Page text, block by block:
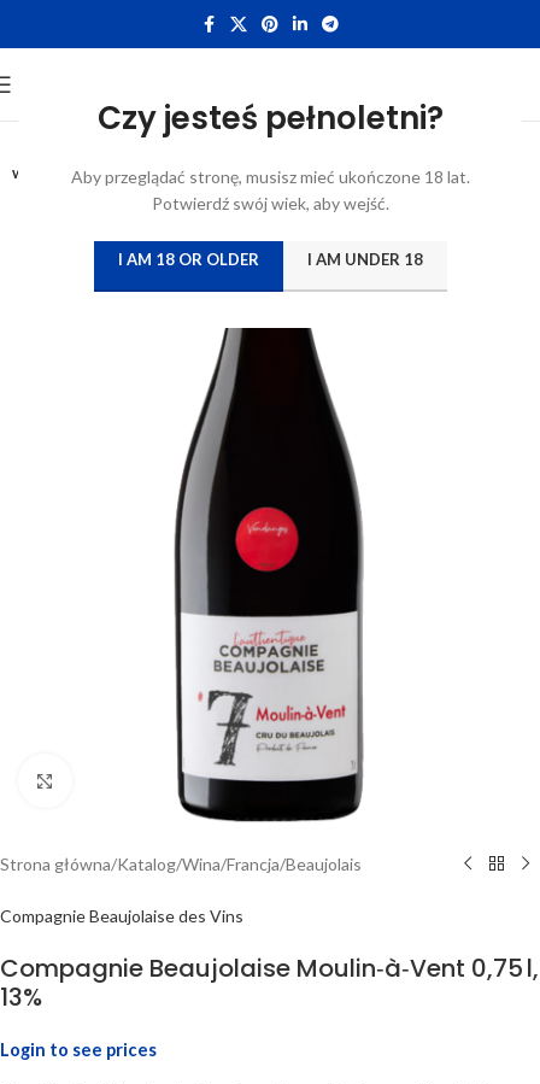
Czy jesteś pełnoletni?
Aby przeglądać stronę, musisz mieć ukończone 18 lat.
Potwierdź swój wiek, aby wejść.
I AM 18 OR OLDER I AM UNDER 18
WYTRAWNE
Click to enlarge
Strona główna/Katalog/Wina/Francja/Beaujolais
Compagnie Beaujolaise des Vins
Compagnie Beaujolaise Moulin‑à‑Vent 0,75 l,
13%
Login to see prices